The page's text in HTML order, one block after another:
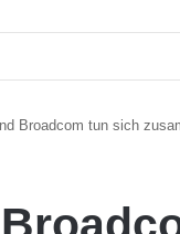
Broadcom tun sich